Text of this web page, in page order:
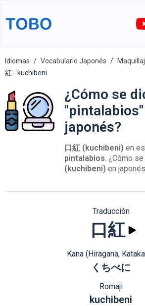
Idiomas Vocabulario Japonés
紅 - kuchibeni
¿Cómo se
japonés?
口紅 (kuchibeni) en
pintalabios. ¿Cómo
(kuchibeni) en
Traducción
口紅
Kana (Hiragana,
くちべに
Romaji
kuchibeni